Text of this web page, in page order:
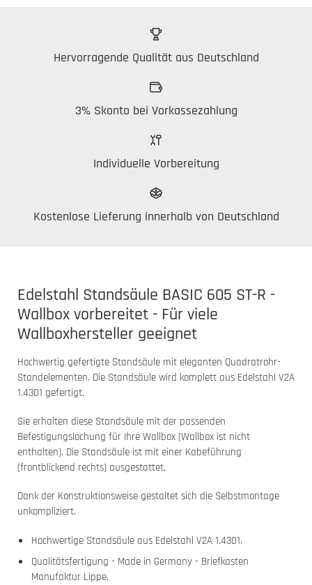
Hervorragende Qualität aus Deutschland
3% Skonto bei Vorkassezahlung
Individuelle Vorbereitung
Kostenlose Lieferung innerhalb von Deutschland
Edelstahl Standsäule BASIC 605 ST-R -
Wallbox vorbereitet - Für viele
Wallboxhersteller geeignet
Hochwertig gefertigte Standsäule mit eleganten Quadratrohr-
Standelementen. Die Standsäule wird komplett aus Edelstahl V2A
1.4301 gefertigt.
Sie erhalten diese Standsäule mit der passenden
Befestigungslochung für Ihre Wallbox (Wallbox ist nicht
enthalten). Die Standsäule ist mit einer Kabeführung
(frontblickend rechts) ausgestattet.
Dank der Konstruktionsweise gestaltet sich die Selbstmontage
unkompliziert.
Hochwertige Standsäule aus Edelstahl V2A 1.4301.
Qualitätsfertigung - Made in Germany - Briefkasten
Manufaktur Lippe.